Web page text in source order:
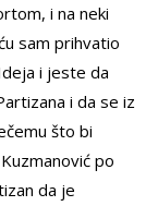
i na neki
sam prihvatio
i jeste da
i da se iz
što bi
po
da je